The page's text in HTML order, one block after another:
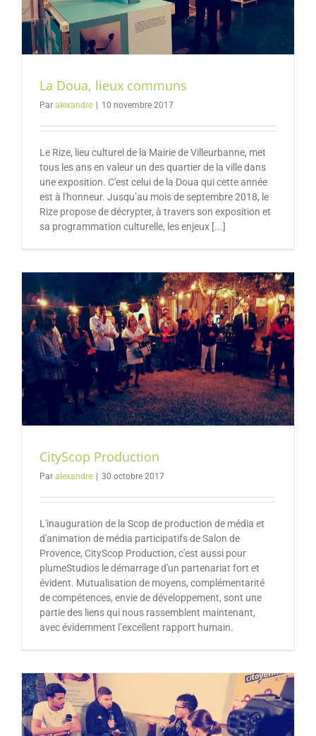
La Doua, lieux communs
Par alexandre 10 novembre 2017
Le Rize, lieu culturel de la Mairie de Villeurbanne, met
tous les ans en valeur un des quartier de la ville dans
une exposition. C'est celui de la Doua qui cette année
est à l'honneur. Jusqu’au mois de septembre 2018, le
Rize propose de décrypter, à travers son exposition et
sa programmation culturelle, les enjeux [...]
CityScop Production
Par alexandre 30 octobre 2017
L'inauguration de la Scop de production de média et
d'animation de média participatifs de Salon de
Provence, CityScop Production, c'est aussi pour
plumeStudios le démarrage d'un partenariat fort et
évident. Mutualisation de moyens, complémentarité
de compétences, envie de développement, sont une
partie des liens qui nous rassemblent maintenant,
avec évidemment l’excellent rapport humain.